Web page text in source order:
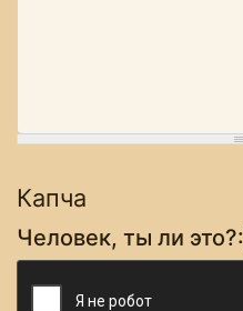
Капча
Человек, ты ли